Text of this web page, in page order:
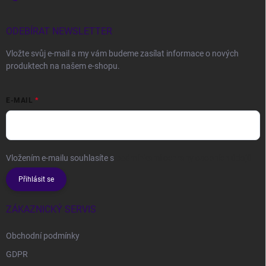
ODEBÍRAT NEWSLETTER
Vložte svůj e-mail a my vám budeme zasílat informace o nových
produktech na našem e-shopu.
E-MAIL
Vložením e-mailu souhlasíte s
Přihlásit se
ZÁKAZNICKÝ SERVIS
Obchodní podmínky
GDPR